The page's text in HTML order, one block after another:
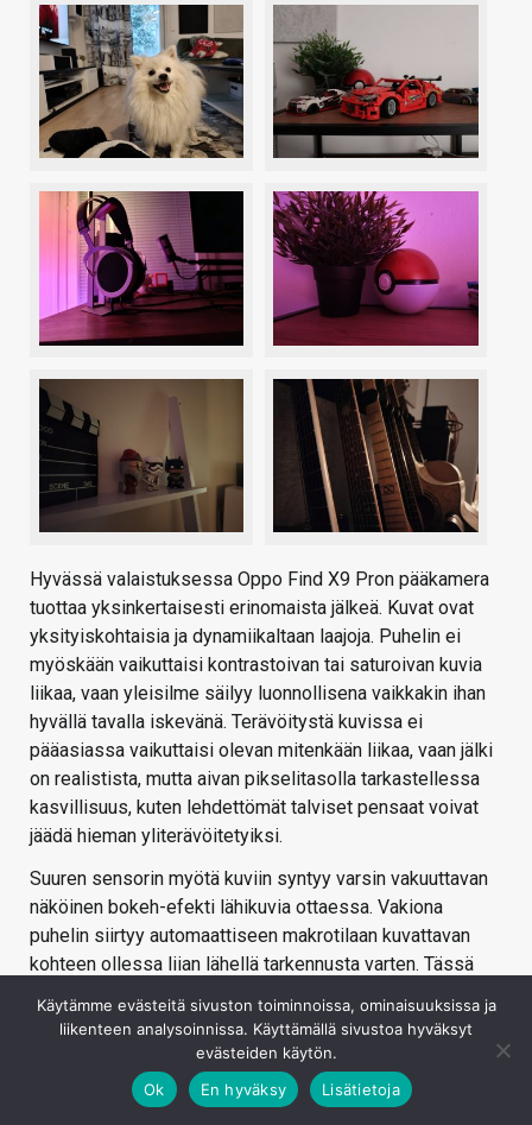
Hyvässä valaistuksessa Oppo Find X9 Pron pääkamera
tuottaa yksinkertaisesti erinomaista jälkeä. Kuvat ovat
yksityiskohtaisia ja dynamiikaltaan laajoja. Puhelin ei
myöskään vaikuttaisi kontrastoivan tai saturoivan kuvia
liikaa, vaan yleisilme säilyy luonnollisena vaikkakin ihan
hyvällä tavalla iskevänä. Terävöitystä kuvissa ei
pääasiassa vaikuttaisi olevan mitenkään liikaa, vaan jälki
on realistista, mutta aivan pikselitasolla tarkastellessa
kasvillisuus, kuten lehdettömät talviset pensaat voivat
jäädä hieman yliterävöitetyiksi.
Suuren sensorin myötä kuviin syntyy varsin vakuuttavan
näköinen bokeh-efekti lähikuvia ottaessa. Vakiona
puhelin siirtyy automaattiseen makrotilaan kuvattavan
kohteen ollessa liian lähellä tarkennusta varten. Tässä
sulkea sen kuvaketta painamalla suoraan
Värilämpötilaltaan pääkamera vaikuttaisi talvisessa
Käytämme evästeitä sivuston toiminnoissa, ominaisuuksissa ja
liikenteen analysoinnissa. Käyttämällä sivustoa hyväksyt
evästeiden käytön.
Ok
En hyväksy Lisätietoja